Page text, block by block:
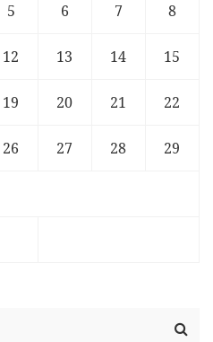
5 6 7 8
12 13 14 15
19 20 21 22
26 27 28 29